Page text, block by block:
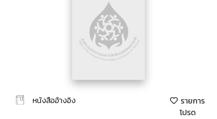
หนังสืออ้างอิง
รายการ
โปรด